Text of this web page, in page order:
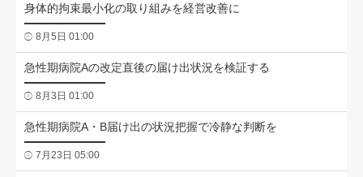
身体的拘束最小化の取り組みを経営改善に
8月5日 01:00
急性期病院Aの改定直後の届け出状況を検証する
8月3日 01:00
急性期病院A・B届け出の状況把握で冷静な判断を
7月23日 05:00